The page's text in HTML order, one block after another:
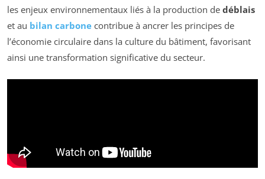
les enjeux environnementaux liés à la production de déblais
et au bilan carbone contribue à ancrer les principes de
l’économie circulaire dans la culture du bâtiment, favorisant
ainsi une transformation significative du secteur.